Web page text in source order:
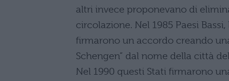
altri invece proponevano di
circolazione. Nel 1985 Paesi
firmarono un accordo creando
Schengen” dal nome della città
Nel 1990 questi Stati firmarono